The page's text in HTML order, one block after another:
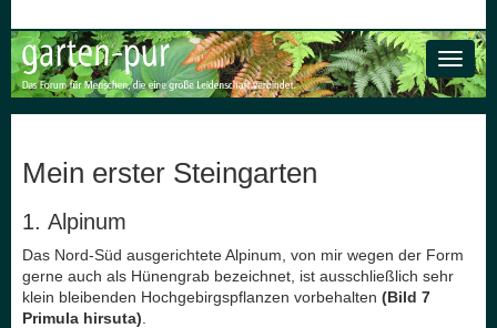
Toggle
Mein erster Steingarten
1. Alpinum
Das Nord-Süd ausgerichtete Alpinum, von mir wegen der Form
gerne auch als Hünengrab bezeichnet, ist ausschließlich sehr
klein bleibenden Hochgebirgspflanzen vorbehalten (Bild 7
Primula hirsuta)